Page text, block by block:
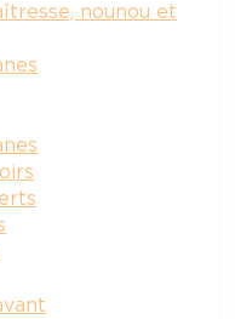
nounou et